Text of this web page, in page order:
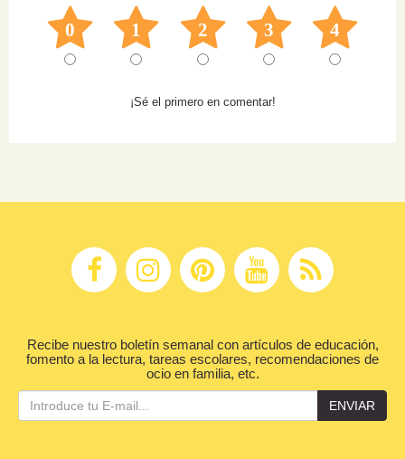
0 1 2 3 4
¡Sé el primero en comentar!
Recibe nuestro boletín semanal con artículos de educación,
fomento a la lectura, tareas escolares, recomendaciones de
ocio en familia, etc.
ENVIAR